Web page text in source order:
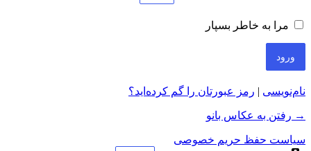
مرا به خاطر بسپار
نام‌نویسی | رمز عبورتان را گم کرده‌اید؟
→ رفتن به عکاس بانو
سیاست حفظ حریم خصوصی